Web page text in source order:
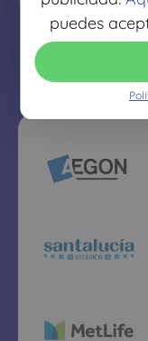
puedes